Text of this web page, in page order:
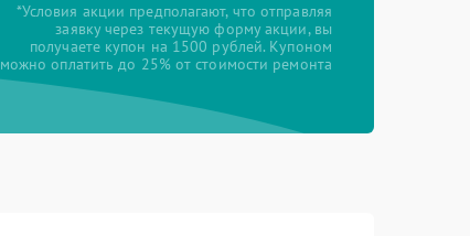
*Условия акции предполагают, что отправляя
заявку через текущую форму акции, вы
получаете купон на 1500 рублей. Купоном
можно оплатить до 25% от стоимости ремонта